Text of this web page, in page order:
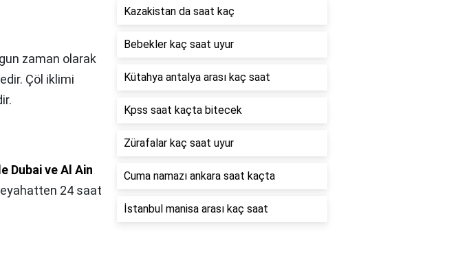
zaman olarak
Çöl iklimi
Dubai ve Al Ain
24 saat
Kazakistan da saat kaç
Bebekler kaç saat uyur
Kütahya antalya arası kaç saat
Kpss saat kaçta bitecek
Zürafalar kaç saat uyur
Cuma namazı ankara saat kaçta
İstanbul manisa arası kaç saat